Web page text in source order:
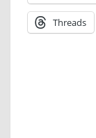
Threads